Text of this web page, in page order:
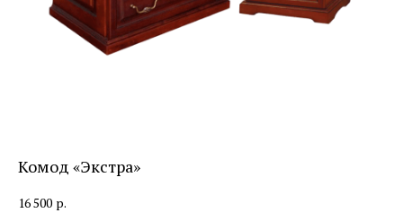
Комод «Экстра»
16 500 р.